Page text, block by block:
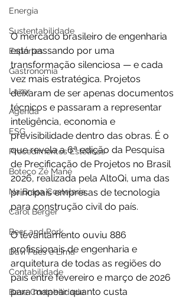
Energia
Sustentabilidade
Esportes
Gastronomia
Lazer
Agenda
ESG
Procedimentos Estéticos
Boteco Zé Mané
Na Brasa Costelaria
Carol Berger
Beer and Pork
Davi Paes e Lima
Contabilidade
Base Contabilidade
O mercado brasileiro de engenharia
está passando por uma
transformação silenciosa — e cada
vez mais estratégica. Projetos
deixaram de ser apenas documentos
técnicos e passaram a representar
inteligência, economia e
previsibilidade dentro das obras. É o
que revela a 6ª edição da Pesquisa
de Precificação de Projetos no Brasil
2026, realizada pela AltoQi, uma das
principais empresas de tecnologia
para construção civil do país.
O levantamento ouviu 886
profissionais de engenharia e
arquitetura de todas as regiões do
país entre fevereiro e março de 2026
para mapear quanto custa